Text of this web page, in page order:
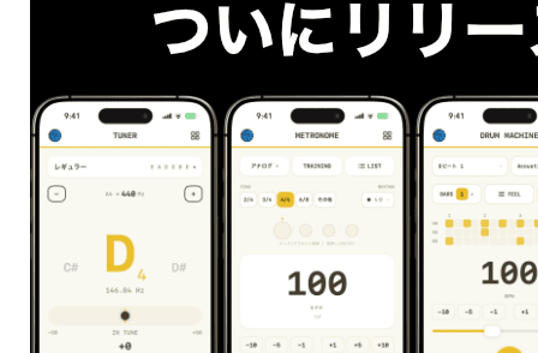
初心者必見のオリジナル電子書籍
ずっと使えるギター練習帳
プレゼント中！！
25分の無料体験に申し込む